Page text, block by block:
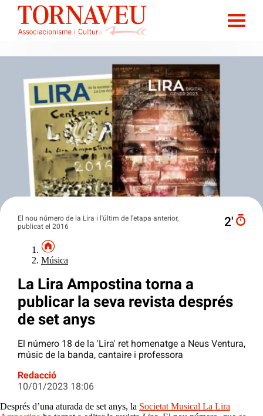
El nou número de la Lira i l'últim de l'etapa anterior,
publicat el 2016
2′
Música
La Lira Ampostina torna a
publicar la seva revista després
de set anys
El número 18 de la 'Lira' ret homenatge a Neus Ventura,
músic de la banda, cantaire i professora
Redacció
10/01/2023 18:06
Després d’una aturada de set anys, la Societat Musical La Lira